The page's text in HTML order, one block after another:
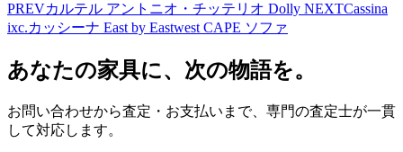
PREVカルテル アントニオ・チッテリオ Dolly NEXTCassina
ixc.カッシーナ East by Eastwest CAPE ソファ
あなたの家具に、次の物語を。
お問い合わせから査定・お支払いまで、専門の査定士が一貫
して対応します。